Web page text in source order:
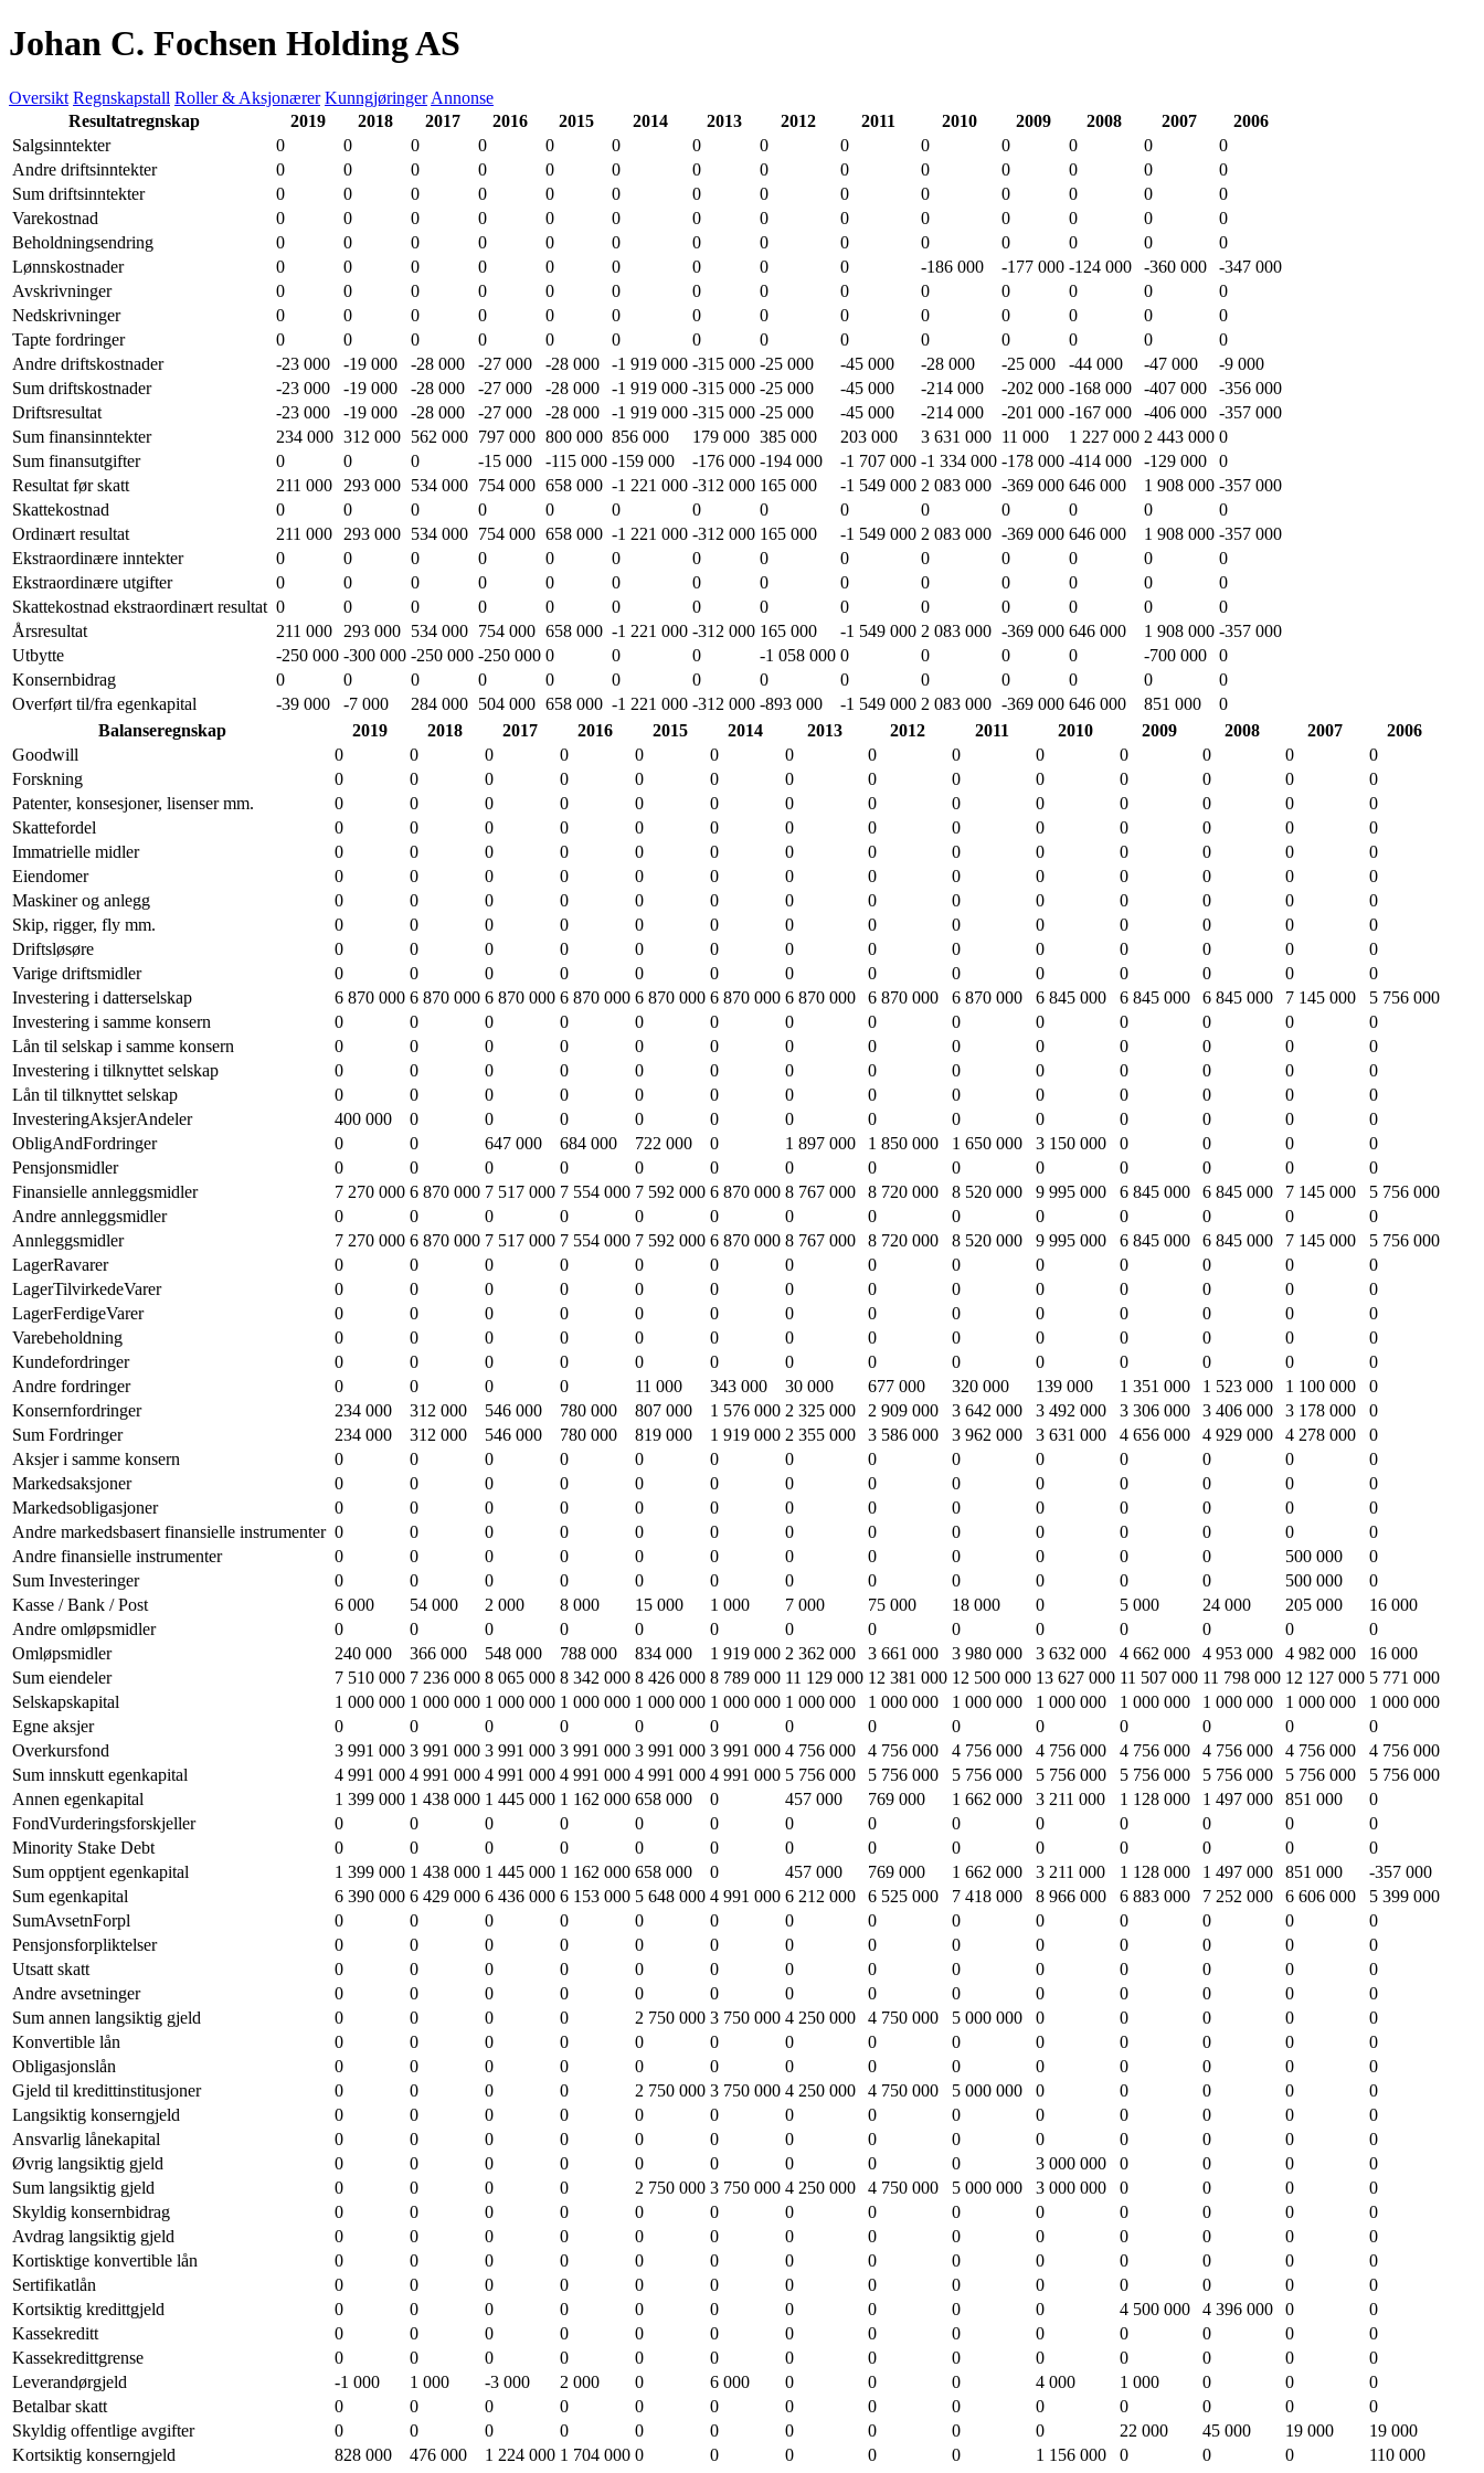
Johan C. Fochsen Holding AS
Oversikt Regnskapstall Roller & Aksjonærer Kunngjøringer Annonse
Resultatregnskap
2019 2018 2017 2016 2015 2014 2013 2012 2011 2010 2009 2008 2007
2006
Salgsinntekter
0 0 0 0 0 0 0 0 0 0 0 0 0
0
Andre driftsinntekter
0 0 0 0 0 0 0 0 0 0 0 0 0
0
Sum driftsinntekter
0 0 0 0 0 0 0 0 0 0 0 0 0
0
Varekostnad
0 0 0 0 0 0 0 0 0 0 0 0 0
0
Beholdningsendring
0 0 0 0 0 0 0 0 0 0 0 0 0
0
Lønnskostnader
0 0 0 0 0 0 0 0 0 -186 000 -177 000 -124 000 -360 000
-347 000
Avskrivninger
0 0 0 0 0 0 0 0 0 0 0 0 0
0
Nedskrivninger
0 0 0 0 0 0 0 0 0 0 0 0 0
0
Tapte fordringer
0 0 0 0 0 0 0 0 0 0 0 0 0
0
Andre driftskostnader
-23 000 -19 000 -28 000 -27 000 -28 000 -1 919 000 -315 000 -25 000 -45 000 -28 000 -25 000 -44 000 -47 000
-9 000
Sum driftskostnader
-23 000 -19 000 -28 000 -27 000 -28 000 -1 919 000 -315 000 -25 000 -45 000 -214 000 -202 000 -168 000 -407 000
-356 000
Driftsresultat
-23 000 -19 000 -28 000 -27 000 -28 000 -1 919 000 -315 000 -25 000 -45 000 -214 000 -201 000 -167 000 -406 000
-357 000
Sum finansinntekter
234 000 312 000 562 000 797 000 800 000 856 000 179 000 385 000 203 000 3 631 000 11 000 1 227 000 2 443 000 0
Sum finansutgifter
0 0 0 -15 000 -115 000 -159 000 -176 000 -194 000 -1 707 000 -1 334 000 -178 000 -414 000 -129 000
0
Resultat før skatt
211 000 293 000 534 000 754 000 658 000 -1 221 000 -312 000 165 000 -1 549 000 2 083 000 -369 000 646 000 1 908 000 -357 000
Skattekostnad
0 0 0 0 0 0 0 0 0 0 0 0 0
0
Ordinært resultat
211 000 293 000 534 000 754 000 658 000 -1 221 000 -312 000 165 000 -1 549 000 2 083 000 -369 000 646 000 1 908 000 -357 000
Ekstraordinære inntekter
0 0 0 0 0 0 0 0 0 0 0 0 0
0
Ekstraordinære utgifter
0 0 0 0 0 0 0 0 0 0 0 0 0
0
Skattekostnad ekstraordinært resultat 0 0 0 0 0 0 0 0 0 0 0 0 0
0
Årsresultat
211 000 293 000 534 000 754 000 658 000 -1 221 000 -312 000 165 000 -1 549 000 2 083 000 -369 000 646 000 1 908 000 -357 000
Utbytte
-250 000 -300 000 -250 000 -250 000 0 0 0 -1 058 000 0 0 0 0 -700 000
0
Konsernbidrag
0 0 0 0 0 0 0 0 0 0 0 0 0
0
Overført til/fra egenkapital
-39 000 -7 000 284 000 504 000 658 000 -1 221 000 -312 000 -893 000 -1 549 000 2 083 000 -369 000 646 000 851 000
0
Balanseregnskap
2019 2018 2017 2016 2015 2014 2013 2012 2011 2010 2009 2008 2007
2006
Goodwill
0 0 0 0 0 0 0 0 0 0 0 0 0
0
Forskning
0 0 0 0 0 0 0 0 0 0 0 0 0
0
Patenter, konsesjoner, lisenser mm.
0 0 0 0 0 0 0 0 0 0 0 0 0
0
Skattefordel
0 0 0 0 0 0 0 0 0 0 0 0 0
0
Immatrielle midler
0 0 0 0 0 0 0 0 0 0 0 0 0
0
Eiendomer
0 0 0 0 0 0 0 0 0 0 0 0 0
0
Maskiner og anlegg
0 0 0 0 0 0 0 0 0 0 0 0 0
0
Skip, rigger, fly mm.
0 0 0 0 0 0 0 0 0 0 0 0 0
0
Driftsløsøre
0 0 0 0 0 0 0 0 0 0 0 0 0
0
Varige driftsmidler
0 0 0 0 0 0 0 0 0 0 0 0 0
0
Investering i datterselskap
6 870 000 6 870 000 6 870 000 6 870 000 6 870 000 6 870 000 6 870 000 6 870 000 6 870 000 6 845 000 6 845 000 6 845 000 7 145 000
5 756 000
Investering i samme konsern
0 0 0 0 0 0 0 0 0 0 0 0 0
0
Lån til selskap i samme konsern
0 0 0 0 0 0 0 0 0 0 0 0 0
0
Investering i tilknyttet selskap
0 0 0 0 0 0 0 0 0 0 0 0 0
0
Lån til tilknyttet selskap
0 0 0 0 0 0 0 0 0 0 0 0 0
0
InvesteringAksjerAndeler
400 000 0 0 0 0 0 0 0 0 0 0 0 0
0
ObligAndFordringer
0 0 647 000 684 000 722 000 0 1 897 000 1 850 000 1 650 000 3 150 000 0 0 0
0
Pensjonsmidler
0 0 0 0 0 0 0 0 0 0 0 0 0
0
Finansielle annleggsmidler
7 270 000 6 870 000 7 517 000 7 554 000 7 592 000 6 870 000 8 767 000 8 720 000 8 520 000 9 995 000 6 845 000 6 845 000 7 145 000
5 756 000
Andre annleggsmidler
0 0 0 0 0 0 0 0 0 0 0 0 0
0
Annleggsmidler
7 270 000 6 870 000 7 517 000 7 554 000 7 592 000 6 870 000 8 767 000 8 720 000 8 520 000 9 995 000 6 845 000 6 845 000 7 145 000
5 756 000
LagerRavarer
0 0 0 0 0 0 0 0 0 0 0 0 0
0
LagerTilvirkedeVarer
0 0 0 0 0 0 0 0 0 0 0 0 0
0
LagerFerdigeVarer
0 0 0 0 0 0 0 0 0 0 0 0 0
0
Varebeholdning
0 0 0 0 0 0 0 0 0 0 0 0 0
0
Kundefordringer
0 0 0 0 0 0 0 0 0 0 0 0 0
0
Andre fordringer
0 0 0 0 11 000 343 000 30 000 677 000 320 000 139 000 1 351 000 1 523 000 1 100 000
0
Konsernfordringer
234 000 312 000 546 000 780 000 807 000 1 576 000 2 325 000 2 909 000 3 642 000 3 492 000 3 306 000 3 406 000 3 178 000
0
Sum Fordringer
234 000 312 000 546 000 780 000 819 000 1 919 000 2 355 000 3 586 000 3 962 000 3 631 000 4 656 000 4 929 000 4 278 000
0
Aksjer i samme konsern
0 0 0 0 0 0 0 0 0 0 0 0 0
0
Markedsaksjoner
0 0 0 0 0 0 0 0 0 0 0 0 0
0
Markedsobligasjoner
0 0 0 0 0 0 0 0 0 0 0 0 0
0
Andre markedsbasert finansielle instrumenter 0 0 0 0 0 0 0 0 0 0 0 0 0
0
Andre finansielle instrumenter
0 0 0 0 0 0 0 0 0 0 0 0 500 000
0
Sum Investeringer
0 0 0 0 0 0 0 0 0 0 0 0 500 000
0
Kasse / Bank / Post
6 000 54 000 2 000 8 000 15 000 1 000 7 000 75 000 18 000 0 5 000 24 000 205 000
16 000
Andre omløpsmidler
0 0 0 0 0 0 0 0 0 0 0 0 0
0
Omløpsmidler
240 000 366 000 548 000 788 000 834 000 1 919 000 2 362 000 3 661 000 3 980 000 3 632 000 4 662 000 4 953 000 4 982 000
16 000
Sum eiendeler
7 510 000 7 236 000 8 065 000 8 342 000 8 426 000 8 789 000 11 129 000 12 381 000 12 500 000 13 627 000 11 507 000 11 798 000 12 127 000 5 771 000
Selskapskapital
1 000 000 1 000 000 1 000 000 1 000 000 1 000 000 1 000 000 1 000 000 1 000 000 1 000 000 1 000 000 1 000 000 1 000 000 1 000 000
1 000 000
Egne aksjer
0 0 0 0 0 0 0 0 0 0 0 0 0
0
Overkursfond
3 991 000 3 991 000 3 991 000 3 991 000 3 991 000 3 991 000 4 756 000 4 756 000 4 756 000 4 756 000 4 756 000 4 756 000 4 756 000
4 756 000
Sum innskutt egenkapital
4 991 000 4 991 000 4 991 000 4 991 000 4 991 000 4 991 000 5 756 000 5 756 000 5 756 000 5 756 000 5 756 000 5 756 000 5 756 000
5 756 000
Annen egenkapital
1 399 000 1 438 000 1 445 000 1 162 000 658 000 0 457 000 769 000 1 662 000 3 211 000 1 128 000 1 497 000 851 000
0
FondVurderingsforskjeller
0 0 0 0 0 0 0 0 0 0 0 0 0
0
Minority Stake Debt
0 0 0 0 0 0 0 0 0 0 0 0 0
0
Sum opptjent egenkapital
1 399 000 1 438 000 1 445 000 1 162 000 658 000 0 457 000 769 000 1 662 000 3 211 000 1 128 000 1 497 000 851 000
-357 000
Sum egenkapital
6 390 000 6 429 000 6 436 000 6 153 000 5 648 000 4 991 000 6 212 000 6 525 000 7 418 000 8 966 000 6 883 000 7 252 000 6 606 000
5 399 000
SumAvsetnForpl
0 0 0 0 0 0 0 0 0 0 0 0 0
0
Pensjonsforpliktelser
0 0 0 0 0 0 0 0 0 0 0 0 0
0
Utsatt skatt
0 0 0 0 0 0 0 0 0 0 0 0 0
0
Andre avsetninger
0 0 0 0 0 0 0 0 0 0 0 0 0
0
Sum annen langsiktig gjeld
0 0 0 0 2 750 000 3 750 000 4 250 000 4 750 000 5 000 000 0 0 0 0
0
Konvertible lån
0 0 0 0 0 0 0 0 0 0 0 0 0
0
Obligasjonslån
0 0 0 0 0 0 0 0 0 0 0 0 0
0
Gjeld til kredittinstitusjoner
0 0 0 0 2 750 000 3 750 000 4 250 000 4 750 000 5 000 000 0 0 0 0
0
Langsiktig konserngjeld
0 0 0 0 0 0 0 0 0 0 0 0 0
0
Ansvarlig lånekapital
0 0 0 0 0 0 0 0 0 0 0 0 0
0
Øvrig langsiktig gjeld
0 0 0 0 0 0 0 0 0 3 000 000 0 0 0
0
Sum langsiktig gjeld
0 0 0 0 2 750 000 3 750 000 4 250 000 4 750 000 5 000 000 3 000 000 0 0 0
0
Skyldig konsernbidrag
0 0 0 0 0 0 0 0 0 0 0 0 0
0
Avdrag langsiktig gjeld
0 0 0 0 0 0 0 0 0 0 0 0 0
0
Kortisktige konvertible lån
0 0 0 0 0 0 0 0 0 0 0 0 0
0
Sertifikatlån
0 0 0 0 0 0 0 0 0 0 0 0 0
0
Kortsiktig kredittgjeld
0 0 0 0 0 0 0 0 0 0 4 500 000 4 396 000 0
0
Kassekreditt
0 0 0 0 0 0 0 0 0 0 0 0 0
0
Kassekredittgrense
0 0 0 0 0 0 0 0 0 0 0 0 0
0
Leverandørgjeld
-1 000 1 000 -3 000 2 000 0 6 000 0 0 0 4 000 1 000 0 0
0
Betalbar skatt
0 0 0 0 0 0 0 0 0 0 0 0 0
0
Skyldig offentlige avgifter
0 0 0 0 0 0 0 0 0 0 22 000 45 000 19 000
19 000
Kortsiktig konserngjeld
828 000 476 000 1 224 000 1 704 000 0 0 0 0 0 1 156 000 0 0 0
110 000